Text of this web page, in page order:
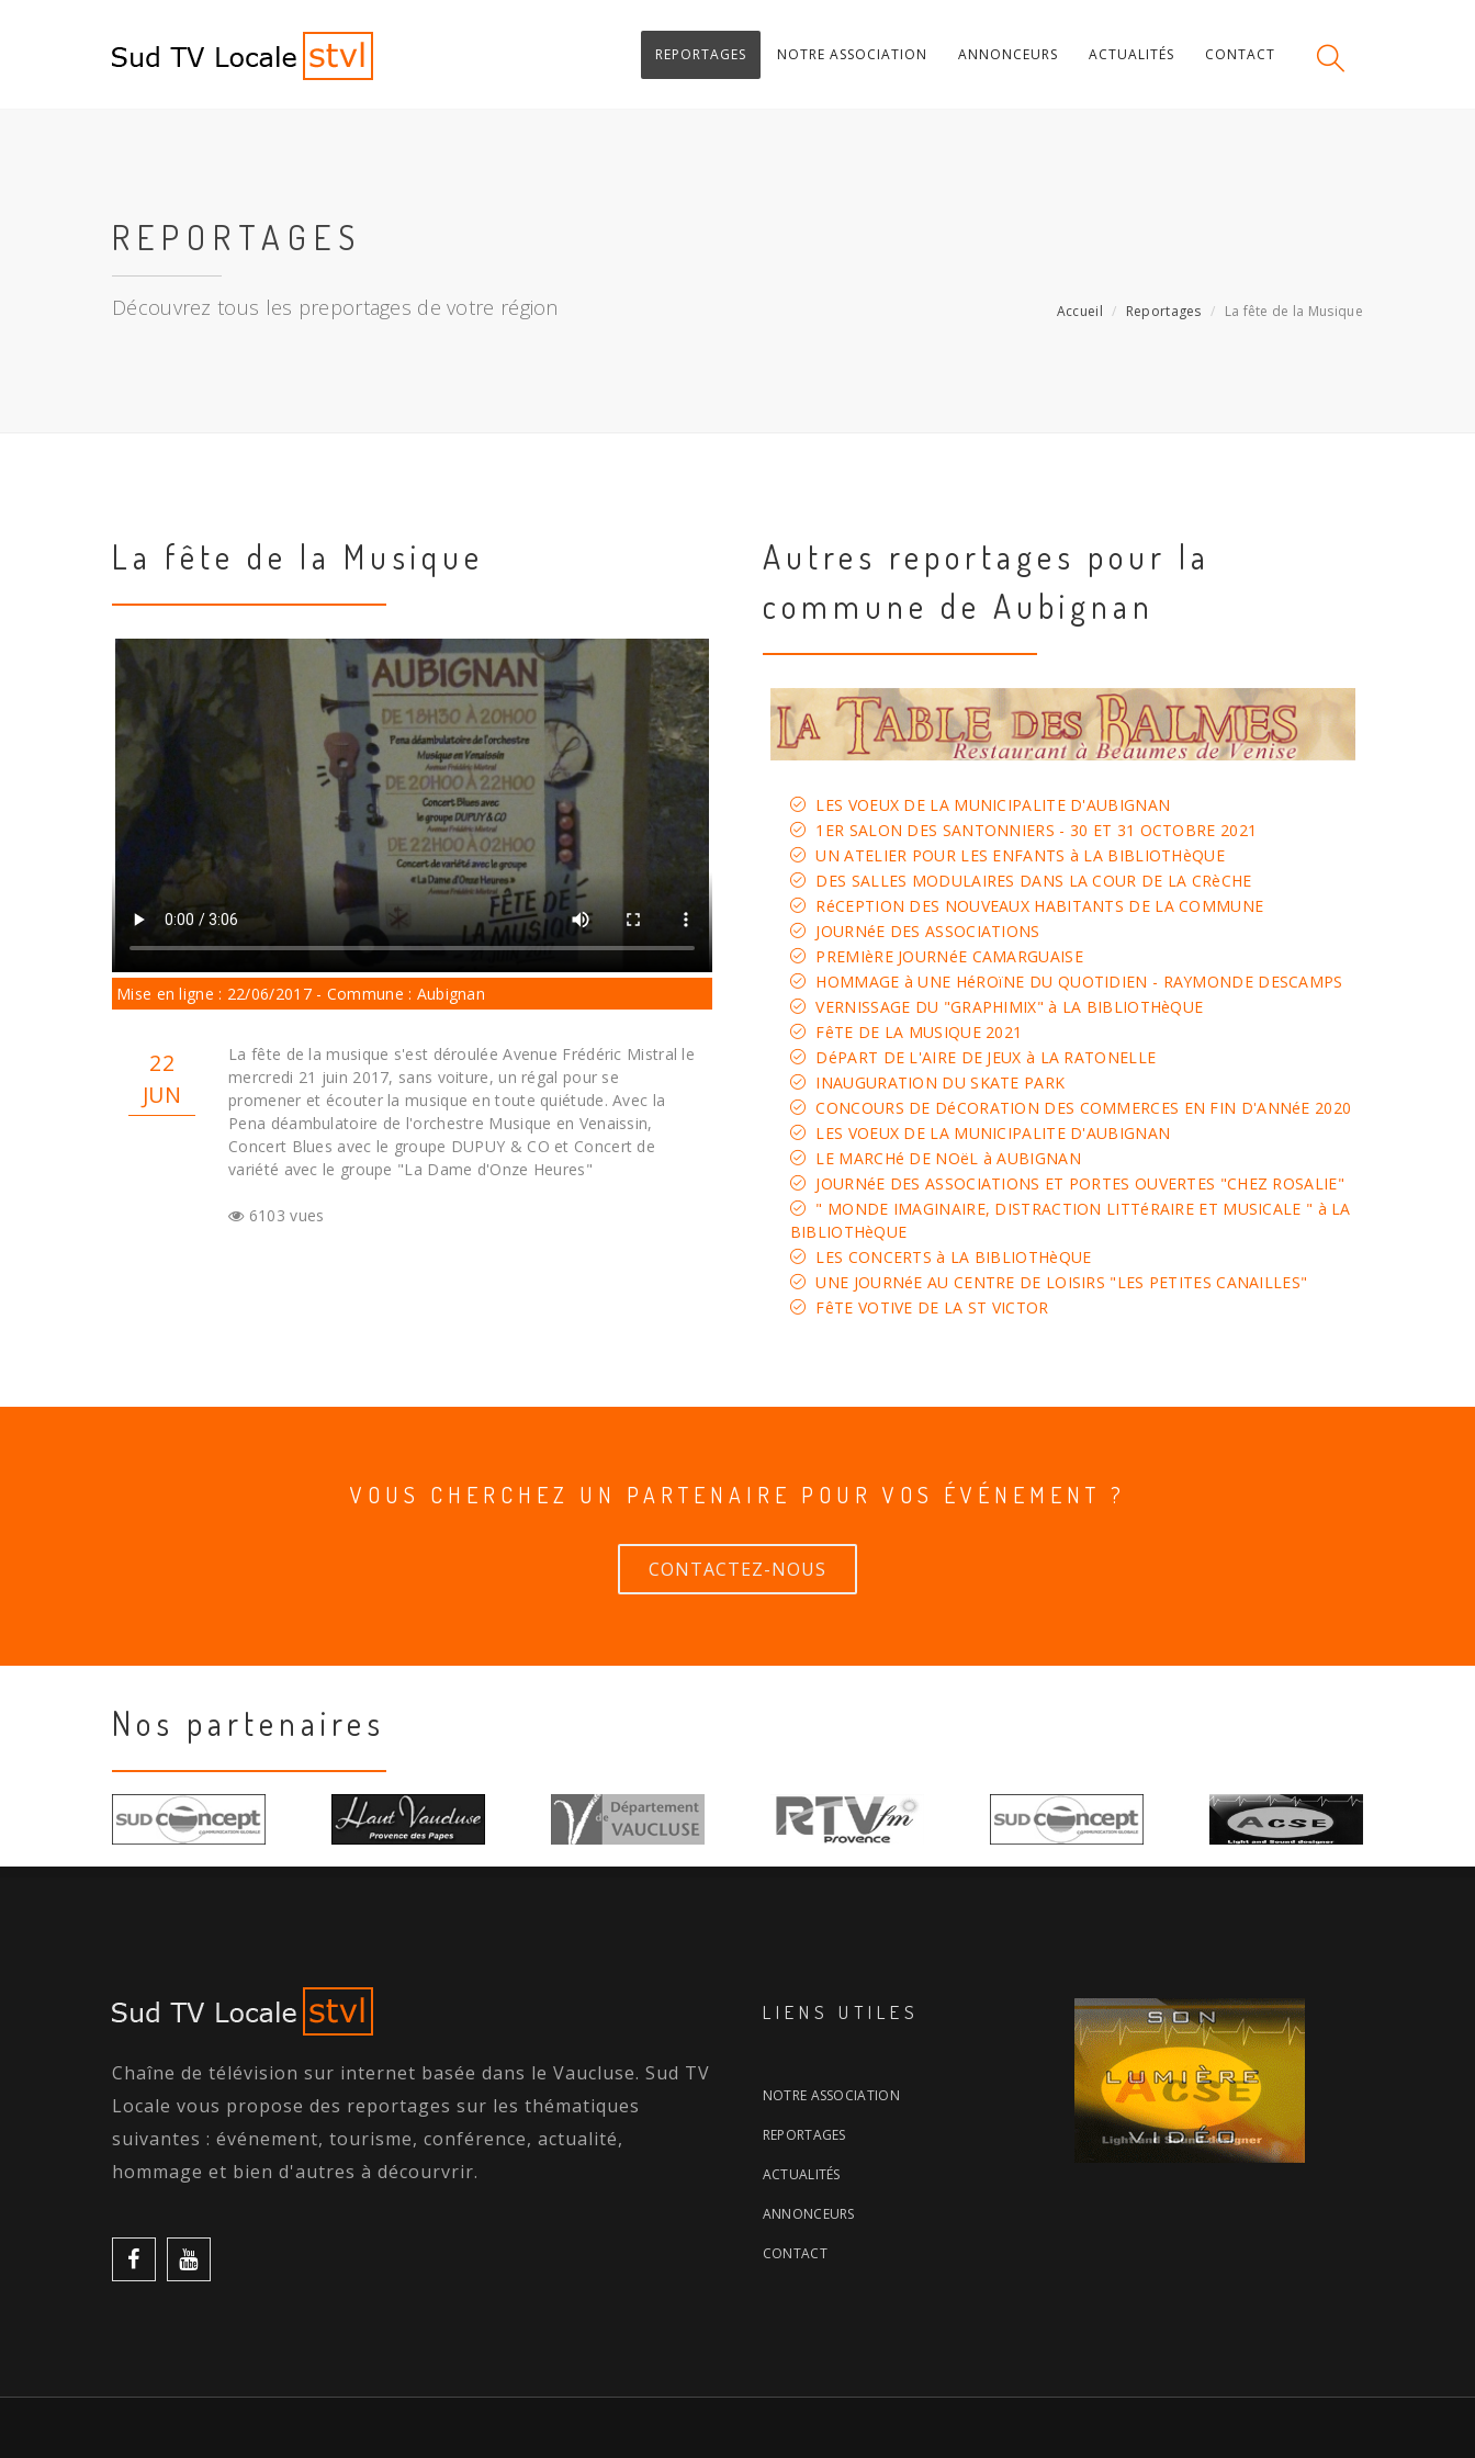
REPORTAGES NOTRE ASSOCIATION ANNONCEURS ACTUALITÉS CONTACT
REPORTAGES
Découvrez tous les preportages de votre région Accueil Reportages La fête de la Musique
La fête de la Musique
Mise en ligne : 22/06/2017 - Commune : Aubignan
22
JUN
La fête de la musique s'est déroulée Avenue Frédéric Mistral le
mercredi 21 juin 2017, sans voiture, un régal pour se
promener et écouter la musique en toute quiétude. Avec la
Pena déambulatoire de l'orchestre Musique en Venaissin,
Concert Blues avec le groupe DUPUY & CO et Concert de
variété avec le groupe "La Dame d'Onze Heures"
6103 vues
Autres reportages pour la
commune de Aubignan
LES VOEUX DE LA MUNICIPALITE D'AUBIGNAN
1ER SALON DES SANTONNIERS - 30 ET 31 OCTOBRE 2021
UN ATELIER POUR LES ENFANTS à LA BIBLIOTHèQUE
DES SALLES MODULAIRES DANS LA COUR DE LA CRèCHE
RéCEPTION DES NOUVEAUX HABITANTS DE LA COMMUNE
JOURNéE DES ASSOCIATIONS
PREMIèRE JOURNéE CAMARGUAISE
HOMMAGE à UNE HéROïNE DU QUOTIDIEN - RAYMONDE DESCAMPS
VERNISSAGE DU "GRAPHIMIX" à LA BIBLIOTHèQUE
FêTE DE LA MUSIQUE 2021
DéPART DE L'AIRE DE JEUX à LA RATONELLE
INAUGURATION DU SKATE PARK
CONCOURS DE DéCORATION DES COMMERCES EN FIN D'ANNéE 2020
LES VOEUX DE LA MUNICIPALITE D'AUBIGNAN
LE MARCHé DE NOëL à AUBIGNAN
JOURNéE DES ASSOCIATIONS ET PORTES OUVERTES "CHEZ ROSALIE"
" MONDE IMAGINAIRE, DISTRACTION LITTéRAIRE ET MUSICALE " à LA
BIBLIOTHèQUE
LES CONCERTS à LA BIBLIOTHèQUE
UNE JOURNéE AU CENTRE DE LOISIRS "LES PETITES CANAILLES"
FêTE VOTIVE DE LA ST VICTOR
VOUS CHERCHEZ UN PARTENAIRE POUR VOS ÉVÉNEMENT ?
CONTACTEZ-NOUS
Nos partenaires
Chaîne de télévision sur internet basée dans le Vaucluse. Sud TV
Locale vous propose des reportages sur les thématiques
suivantes : événement, tourisme, conférence, actualité,
hommage et bien d'autres à décourvrir.
LIENS UTILES
NOTRE ASSOCIATION
REPORTAGES
ACTUALITÉS
ANNONCEURS
CONTACT